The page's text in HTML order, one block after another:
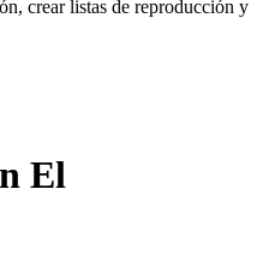
crear listas de reproducción y
El